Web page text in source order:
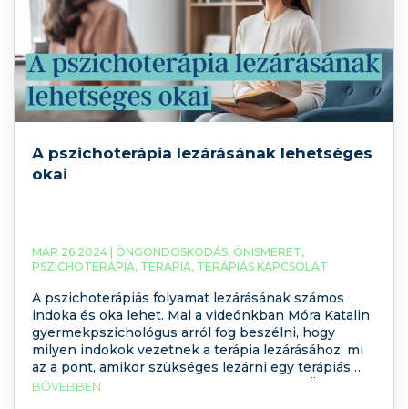
A pszichoterápia lezárásának lehetséges
okai
MÁR 26,2024 | ÖNGONDOSKODÁS, ÖNISMERET,
PSZICHOTERÁPIA, TERÁPIA, TERÁPIÁS KAPCSOLAT
A pszichoterápiás folyamat lezárásának számos
indoka és oka lehet. Mai a videónkban Móra Katalin
gyermekpszichológus arról fog beszélni, hogy
milyen indokok vezetnek a terápia lezárásához, mi
az a pont, amikor szükséges lezárni egy terápiás
folyamatot. Tartson velünk és nézze meg Ön is a
BŐVEBBEN